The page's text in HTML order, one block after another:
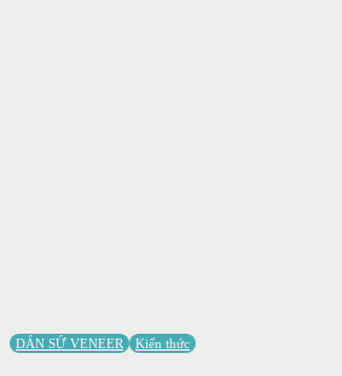
DÁN SỨ VENEER Kiến thức